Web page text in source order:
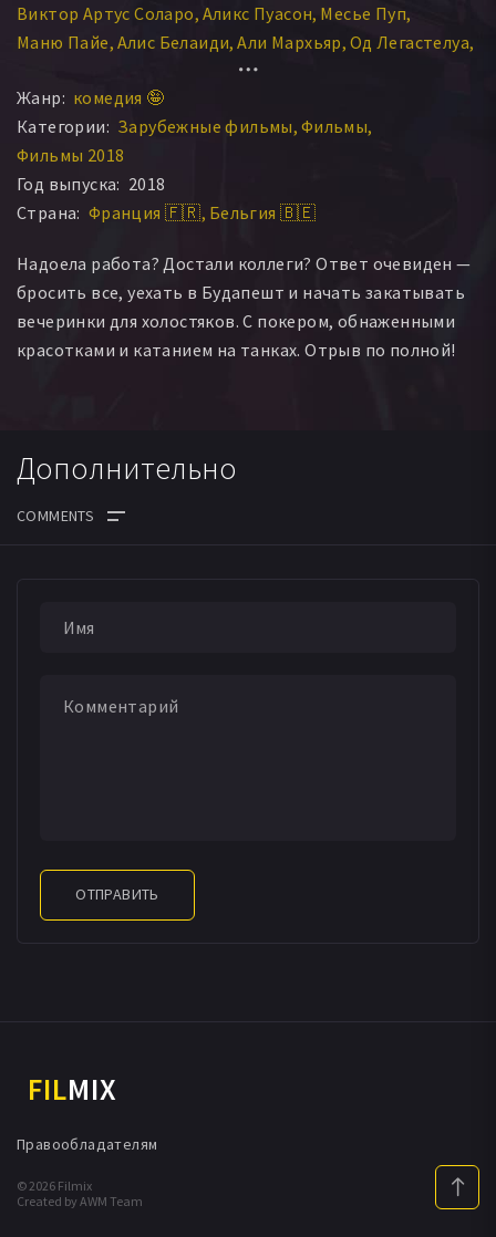
Виктор Артус Соларо Аликс Пуасон Месье Пуп
Маню Пайе Алис Белаиди Али Мархьяр Од Легастелуа
Жанр: комедия 🤪
Категории: Зарубежные фильмы Фильмы
Фильмы 2018
Год выпуска: 2018
Страна: Франция 🇫🇷 Бельгия 🇧🇪
Надоела работа? Достали коллеги? Ответ очевиден —
бросить все, уехать в Будапешт и начать закатывать
вечеринки для холостяков. С покером, обнаженными
красотками и катанием на танках. Отрыв по полной!
Дополнительно
ОТПРАВИТЬ
FILMIX
© 2026 Filmix
Created by AWM Team
Правообладателям